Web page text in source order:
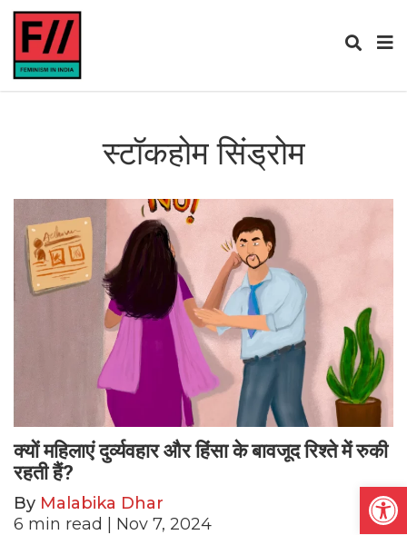
स्टॉकहोम सिंड्रोम
क्यों महिलाएं दुर्व्यवहार और हिंसा के बावजूद रिश्ते में रुकी
रहती हैं?
By Malabika Dhar
6 min read | Nov 7, 2024